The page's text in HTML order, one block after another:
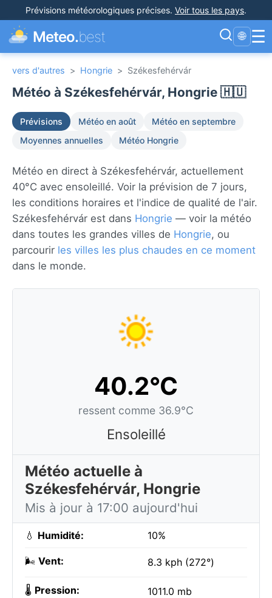
Prévisions météorologiques précises. Voir tous les pays.
Meteo.best 🌐 ☰
vers d'autres > Hongrie > Székesfehérvár
Météo à Székesfehérvár, Hongrie 🇭🇺
Prévisions Météo en août
Météo en septembre
Moyennes annuelles
Météo Hongrie
Météo en direct à Székesfehérvár, actuellement
40°C avec ensoleillé. Voir la prévision de 7 jours,
les conditions horaires et l'indice de qualité de l'air.
Székesfehérvár est dans Hongrie — voir la météo
dans toutes les grandes villes de Hongrie, ou
parcourir les villes les plus chaudes en ce moment
dans le monde.
40.2°C
ressent comme 36.9°C
Ensoleillé
Météo actuelle à
Székesfehérvár, Hongrie
Mis à jour à 17:00 aujourd'hui
💧 Humidité: 10%
🌬️ Vent: 8.3 kph (272°)
🌡️ Pression: 1011.0 mb